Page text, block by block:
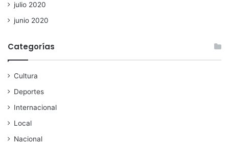
julio 2020
junio 2020
Categorías
Cultura
Deportes
Internacional
Local
Nacional